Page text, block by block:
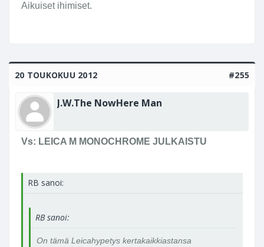
Aikuiset ihimiset.
20 TOUKOKUU 2012 #255
J.W.The NowHere Man
Vs: LEICA M MONOCHROME JULKAISTU
RB sanoi:
RB sanoi:
On tämä Leicahypetys kertakaikkiastansa